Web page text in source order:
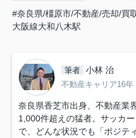
#奈良県/橿原市/不動産/売却/買
大阪線大和八木駅
筆者 小林 治
不動産キャリア16年
奈良県香芝市出身、不動産業
1,000件超えの猛者。サッカ
で、どんな状況でも「ポジテ